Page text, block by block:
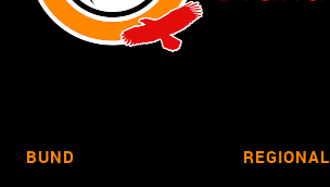
BUND REGIONAL